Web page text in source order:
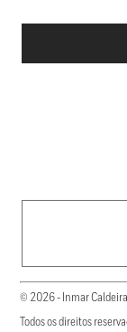
© 2026 - Inmar
Todos os direitos